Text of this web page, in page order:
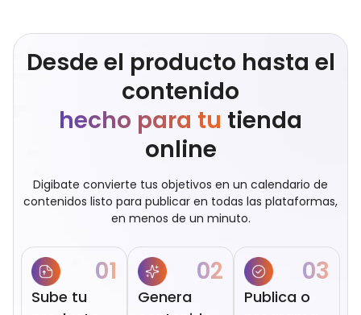
Desde el producto hasta el
contenido
hecho para tu tienda
online
Digibate convierte tus objetivos en un calendario de
contenidos listo para publicar en todas las plataformas,
en menos de un minuto.
01
Sube tu
02
Genera
03
Publica o